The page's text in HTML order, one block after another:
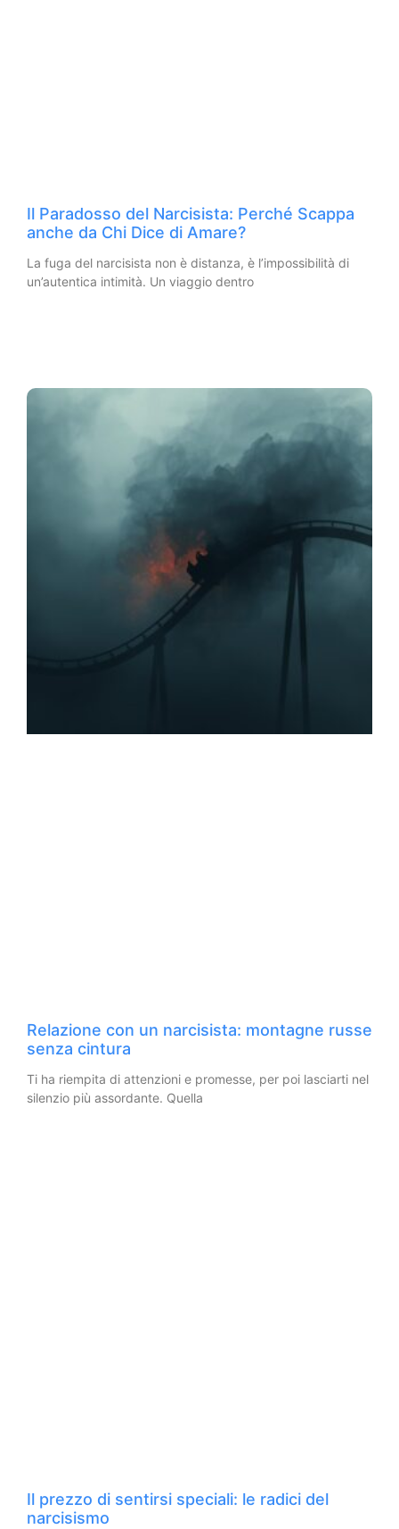
Il Paradosso del Narcisista: Perché Scappa
anche da Chi Dice di Amare?
La fuga del narcisista non è distanza, è l’impossibilità di
un’autentica intimità. Un viaggio dentro
Relazione con un narcisista: montagne russe
senza cintura
Ti ha riempita di attenzioni e promesse, per poi lasciarti nel
silenzio più assordante. Quella
Il prezzo di sentirsi speciali: le radici del
narcisismo